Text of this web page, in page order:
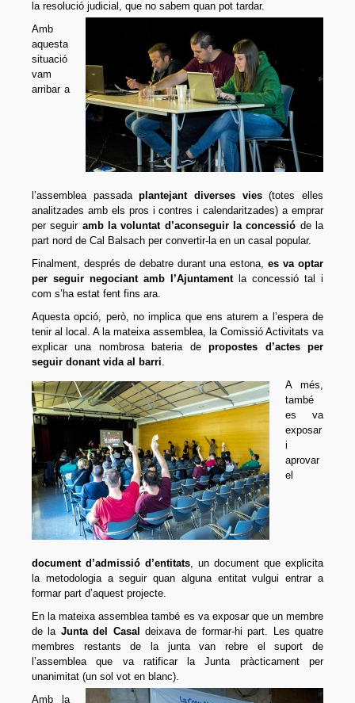
la resolució judicial, que no sabem quan pot tardar.
Amb
aquesta
situació
vam
arribar a
l’assemblea passadaplantejant diverses vies(totes elles
analitzades amb els pros i contres i calendaritzades) a emprar
per seguir amb la voluntat d’aconseguir la concessió de la
part nord de Cal Balsach per convertir-la en un casal popular.
Finalment, després de debatre durant una estona, es va optar
per seguir negociant amb l’Ajuntamentla concessió tal i
com s’ha estat fent fins ara.
Aquesta opció, però, no implica que ens aturem a l’espera de
tenir al local. A la mateixa assemblea, la Comissió Activitats va
explicar una nombrosa bateria depropostes d’actes per
seguir donant vida al barri
A més,
també
es va
exposar
i
aprovar
el
document d’admissió d’entitats , un document que explicita
la metodologia a seguir quan alguna entitat vulgui entrar a
formar part d’aquest projecte.
En la mateixa assemblea també es va exposar que un membre
de la Junta del Casal
deixava de formar-hi part. Les quatre
membres restants de la junta van rebre el suport de
l’assemblea que va ratificar la Junta pràcticament per
unanimitat (un sol vot en blanc).
Amb la